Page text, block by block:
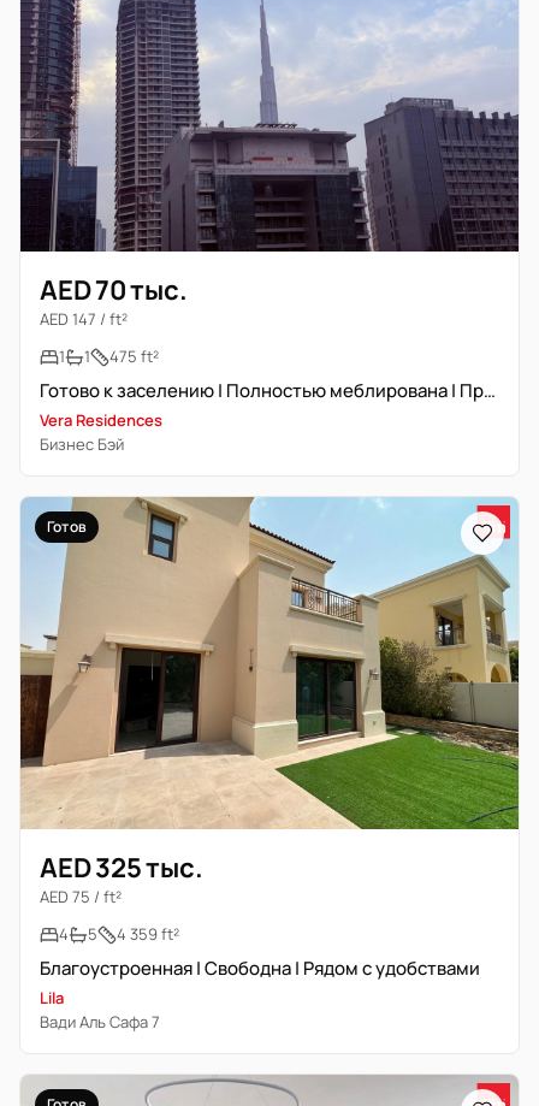
AED 70 тыс.
AED 147 / ft²
1
1 475 ft²
Готово к заселению | Полностью меблирована | Премиум локация
Vera Residences
Бизнес Бэй
Готов
AED 325 тыс.
AED 75 / ft²
4
5 4 359 ft²
Благоустроенная | Свободна | Рядом с удобствами
Lila
Вади Аль Сафа 7